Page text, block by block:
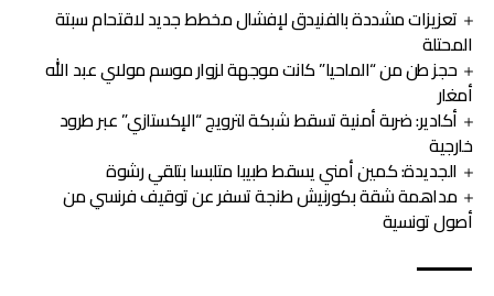
تعزيزات مشددة بالفنيدق لإفشال مخطط جديد لاقتحام سبتة
المحتلة
حجز طن من “الماحيا” كانت موجهة لزوار موسم مولاي عبد الله
أمغار
أكادير: ضربة أمنية تسقط شبكة لترويج “الإكستازي” عبر طرود
خارجية
الجديدة: كمين أمني يسقط طبيبا متلبسا بتلقي رشوة
مداهمة شقة بكورنيش طنجة تسفر عن توقيف فرنسي من
أصول تونسية